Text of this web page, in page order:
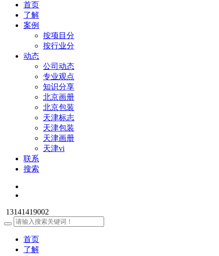
首页
了解
案例
按项目分
按行业分
动态
公司动态
专业观点
知识分享
北京画册
北京包装
天津标志
天津包装
天津画册
天津vi
联系
搜索
13141419002
首页
了解